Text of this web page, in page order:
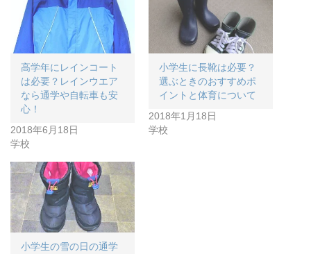
高学年にレインコート
は必要？レインウエア
なら通学や自転車も安
心！
2018年6月18日
学校
小学生に長靴は必要？
選ぶときのおすすめポ
イントと体育について
2018年1月18日
学校
小学生の雪の日の通学